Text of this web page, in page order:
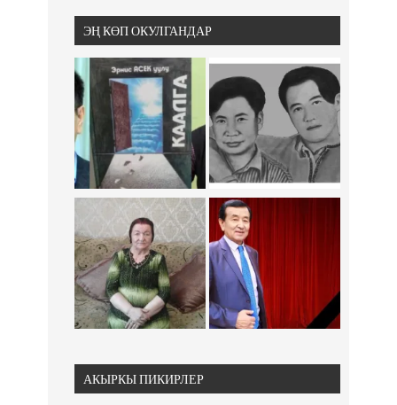
ЭҢ КӨП ОКУЛГАНДАР
АКЫРКЫ ПИКИРЛЕР